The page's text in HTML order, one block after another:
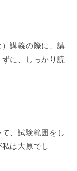
講義の際に、講
に、しっかり読
、試験範囲をし
は大原でし